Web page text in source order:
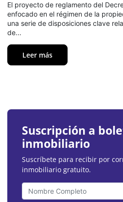
El proyecto de reglamento del
enfocado en el régimen de la
una serie de disposiciones clave
de...
Leer más
Suscripción a
inmobiliario
Suscríbete para recibir por
inmobiliario gratuito.